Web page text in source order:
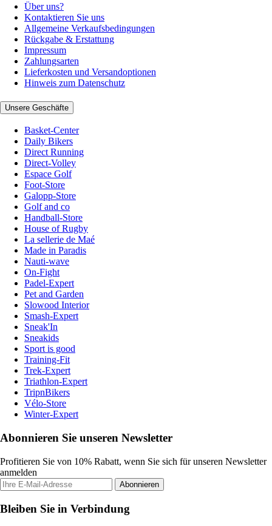
Über uns?
Kontaktieren Sie uns
Allgemeine Verkaufsbedingungen
Rückgabe & Erstattung
Impressum
Zahlungsarten
Lieferkosten und Versandoptionen
Hinweis zum Datenschutz
Unsere Geschäfte
Basket-Center
Daily Bikers
Direct Running
Direct-Volley
Espace Golf
Foot-Store
Galopp-Store
Golf and co
Handball-Store
House of Rugby
La sellerie de Maé
Made in Paradis
Nauti-wave
On-Fight
Padel-Expert
Pet and Garden
Slowood Interior
Smash-Expert
Sneak'In
Sneakids
Sport is good
Training-Fit
Trek-Expert
Triathlon-Expert
TripnBikers
Vélo-Store
Winter-Expert
Abonnieren Sie unseren Newsletter
Profitieren Sie von 10% Rabatt, wenn Sie sich für unseren Newsletter
anmelden
Abonnieren
Bleiben Sie in Verbindung